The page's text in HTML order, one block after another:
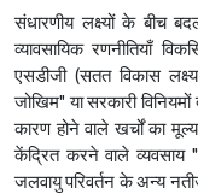
संधारणीय लक्ष्यों के बीच
व्यावसायिक रणनीतियाँ
एसडीजी (सतत विकास
जोखिम" या सरकारी
कारण होने वाले खर्चों का
केंद्रित करने वाले व्यवसाय
जलवायु परिवर्तन के अन्य